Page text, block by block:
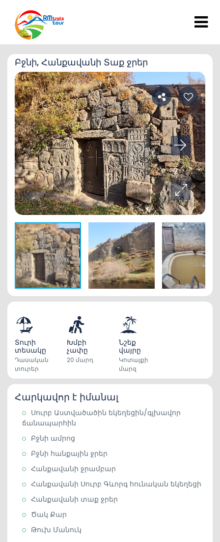
Բջնի, Հանքավանի Տաք ջրեր
Տուրի
տեսակը
Դասական
տուրեր
Խմբի
չափը
20 մարդ
Նշեք
վայրը
Կոտայքի
մարզ
Հարկավոր է իմանալ
Սուրբ Աստվածածին եկեղեցին/գլխավոր
ճանապարհին
Բջնի ամրոց
Բջնի հանքային ջրեր
Հանքավանի ջրամբար
Հանքավանի Սուրբ Գևորգ հունական եկեղեցի
Հանքավանի տաք ջրեր
Ծակ Քար
Թուխ Մանուկ